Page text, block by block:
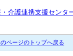
介護連携支援センタ
ページのトップへ戻る